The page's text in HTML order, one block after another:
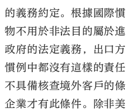
的義務約定。根據國際
物不用於非法目的屬於
政府的法定義務，出口
慣例中都沒有這樣的責
不具備核查境外客戶的
企業才有此條件。除非